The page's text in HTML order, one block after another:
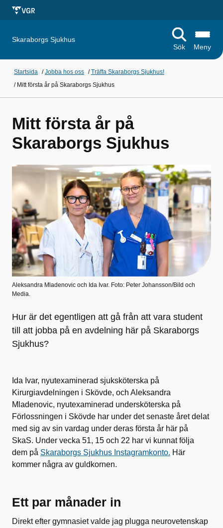
Skaraborgs Sjukhus
Sök
Meny
Startsida /Jobba hos oss /Träffa Skaraborgs Sjukhus!
/ Mitt första år på Skaraborgs Sjukhus
Mitt första år på
Skaraborgs Sjukhus
Aleksandra Mladenovic och Ida Ivar. Foto: Peter Johansson/Bild och
Media.
Hur är det egentligen att gå från att vara student
till att jobba på en avdelning här på Skaraborgs
Sjukhus?
Ida Ivar, nyutexaminerad sjuksköterska på
Kirurgiavdelningen i Skövde, och Aleksandra
Mladenovic, nyutexaminerad undersköterska på
Förlossningen i Skövde har under det senaste året delat
med sig av sin vardag under deras första år här på
SkaS. Under vecka 51, 15 och 22 har vi kunnat följa
dem på Skaraborgs Sjukhus Instagramkonto. Här
kommer några av guldkornen.
Ett par månader in
Direkt efter gymnasiet valde jag plugga neurovetenskap